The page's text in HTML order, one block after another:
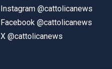
Instagram @cattolicanews
Facebook @cattolicanews
X @cattolicanews